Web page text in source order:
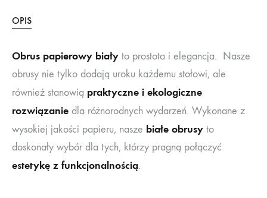
OPIS
Obrus papierowy biały to prostota i elegancja. Nasze
obrusy nie tylko dodają uroku każdemu stołowi, ale
również stanowią praktyczne i ekologiczne
rozwiązanie dla różnorodnych wydarzeń. Wykonane z
wysokiej jakości papieru, nasze białe obrusy to
doskonały wybór dla tych, którzy pragną połączyć
estetykę z funkcjonalnością.